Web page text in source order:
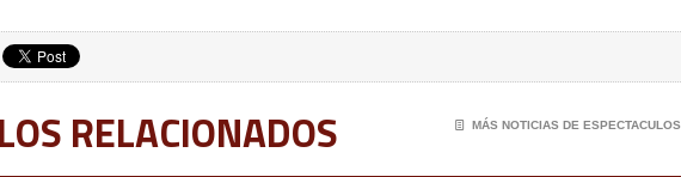
RELACIONADOS 📄 MÁS NOTICIAS DE ESPECTACULOS